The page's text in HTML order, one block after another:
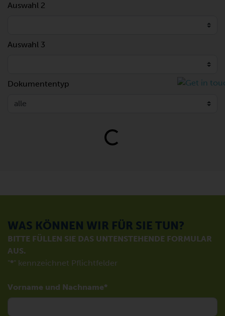
Auswahl 2
Auswahl 3
Dokumententyp
Loading...
WAS KÖNNEN WIR FÜR SIE TUN?
BITTE FÜLLEN SIE DAS UNTENSTEHENDE FORMULAR
AUS.
"*" kennzeichnet Pflichtfelder
Vorname und Nachname